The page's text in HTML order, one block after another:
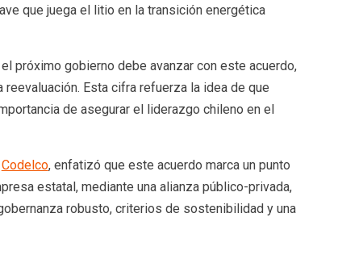
que juega el litio en la transición energética
próximo gobierno debe avanzar con este acuerdo,
Esta cifra refuerza la idea de que
de asegurar el liderazgo chileno en el
Codelco, enfatizó que este acuerdo marca un punto
estatal, mediante una alianza público-privada,
robusto, criterios de sostenibilidad y una